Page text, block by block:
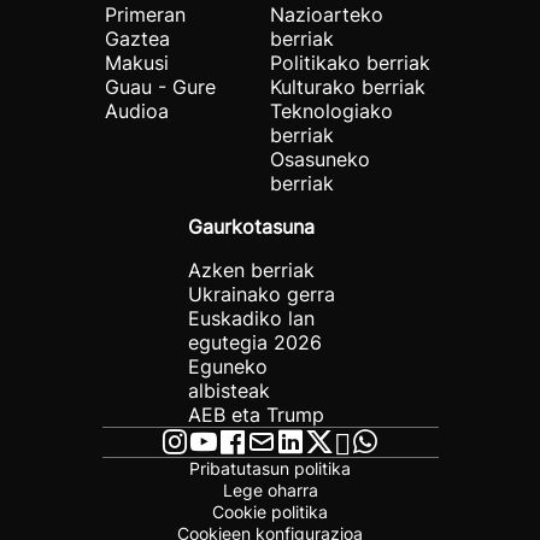
Primeran
Gaztea
Makusi
Guau - Gure
Audioa
Nazioarteko
berriak
Politikako berriak
Kulturako berriak
Teknologiako
berriak
Osasuneko
berriak
Gaurkotasuna
Azken berriak
Ukrainako gerra
Euskadiko lan
egutegia 2026
Eguneko
albisteak
AEB eta Trump
Pribatutasun politika
Lege oharra
Cookie politika
Cookieen konfigurazioa